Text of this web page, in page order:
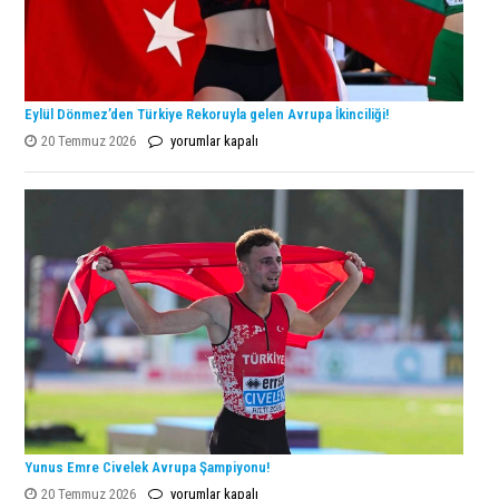
Eylül Dönmez’den Türkiye Rekoruyla gelen Avrupa İkinciliği!
20 Temmuz 2026
Eylül
Türkiye
gelen
Avrupa
İkinciliği!
yorumlar kapalı
Yunus Emre Civelek Avrupa Şampiyonu!
20 Temmuz 2026
Yunus
yorumlar kapalı